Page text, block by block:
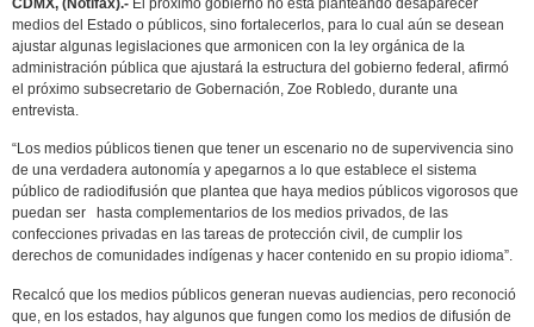
CDMX, (Notifax).- El próximo gobierno no está planteando desaparecer
medios del Estado o públicos, sino fortalecerlos, para lo cual aún se desean
ajustar algunas legislaciones que armonicen con la ley orgánica de la
administración pública que ajustará la estructura del gobierno federal, afirmó
el próximo subsecretario de Gobernación, Zoe Robledo, durante una
entrevista.
“Los medios públicos tienen que tener un escenario no de supervivencia sino
de una verdadera autonomía y apegarnos a lo que establece el sistema
público de radiodifusión que plantea que haya medios públicos vigorosos que
puedan ser hasta complementarios de los medios privados, de las
confecciones privadas en las tareas de protección civil, de cumplir los
derechos de comunidades indígenas y hacer contenido en su propio idioma”.
Recalcó que los medios públicos generan nuevas audiencias, pero reconoció
que, en los estados, hay algunos que fungen como los medios de difusión de